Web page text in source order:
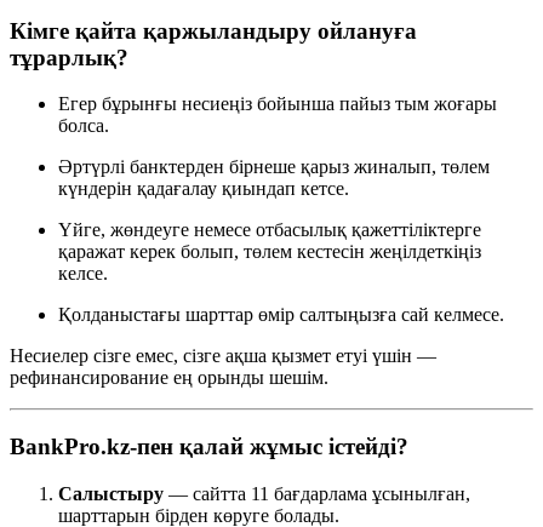
Кімге қайта қаржыландыру ойлануға
тұрарлық?
Егер бұрынғы несиеңіз бойынша пайыз тым жоғары
болса.
Әртүрлі банктерден бірнеше қарыз жиналып, төлем
күндерін қадағалау қиындап кетсе.
Үйге, жөндеуге немесе отбасылық қажеттіліктерге
қаражат керек болып, төлем кестесін жеңілдеткіңіз
келсе.
Қолданыстағы шарттар өмір салтыңызға сай келмесе.
Несиелер сізге емес, сізге ақша қызмет етуі үшін —
рефинансирование ең орынды шешім.
BankPro.kz-пен қалай жұмыс істейді?
Салыстыру — сайтта 11 бағдарлама ұсынылған,
шарттарын бірден көруге болады.